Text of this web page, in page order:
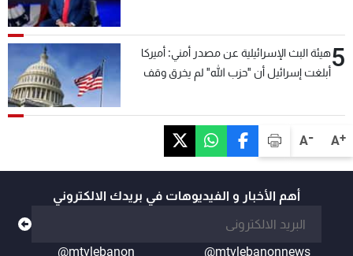
A+
A-
5هيئة البث الإسرائيلية عن مصدر أمني: أميركا
أبلغت إسرائيل أن "حزب الله" لم يخرق وقف
أهم الأخبار و الفيديوهات في بريدك الالكتروني
@mtvlebanonnews
@mtvlebanon